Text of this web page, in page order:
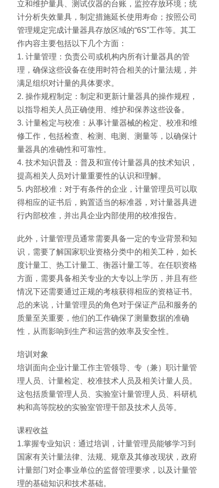
立和维护量具、测试仪器的台账，监控存放环境；统
计分析失效量具，制定措施延长使用寿命；按照公司
管理规定完成计量器具存放区域的“6S”工作等。其工
作内容主要包括以下几个方面：
1. 计量管理：负责公司或机构内所有计量器具的管
理，确保这些设备在使用时符合相关的计量法规，并
满足组织对计量的具体要求。
2. 操作规程制定：制定和更新计量器具的操作规程，
以指导相关人员正确使用、维护和保养这些设备。
3. 计量检定与校准：从事计量器械的检定、校准和维
修工作，包括检查、检测、电测、测量等，以确保计
量器具的准确性和可靠性。
4. 技术知识普及：普及和宣传计量器具的技术知识，
提高相关人员对计量重要性的认识和理解。
5. 内部校准：对于有条件的企业，计量管理员可以取
得相应的证书后，购置适当的标准器，对计量器具进
行内部校准，并出具企业内部使用的校准报告。
此外，计量管理员通常需要具备一定的专业背景和知
识，需要了解国家职业资格分类中的相关工种，如长
度计量工、热工计量工、衡器计量工等。在任职资格
方面，需要具备相关专业的大专以上学历，并且有些
情况下还需要通过正规的考核获得相应的资格证书。
总的来说，计量管理员的角色对于保证产品和服务的
质量至关重要，他们的工作确保了测量数据的准确
性，从而影响到生产和运营的效率及安全性。
培训对象
培训面向企业计量工作主管领导、专（兼）职计量管
理人员、计量检定、校准技术人员及相关计量人员。
这包括质量管理人员、实验室计量管理人员、科研机
构和高等院校的实验室管理干部及技术人员等。
课程收益
1.掌握专业知识：通过培训，计量管理员能够学习到
国家有关计量法律、法规、规章及其修改现状，政府
计量部门对企事业单位的监督管理要求，以及计量管
理的基础知识和技术基础。